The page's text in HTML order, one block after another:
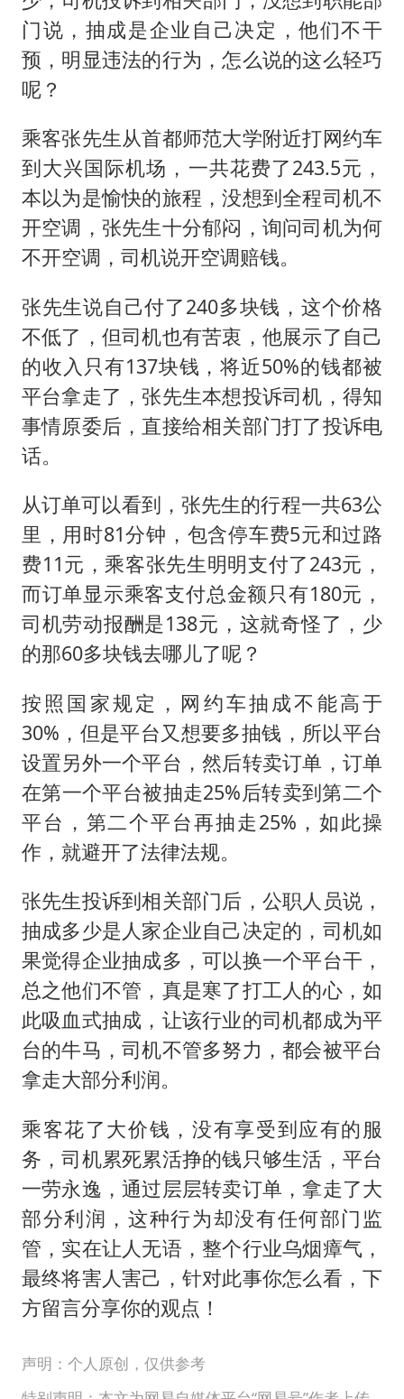
门说，抽成是企业自己决定，他们不干
预，明显违法的行为，怎么说的这么轻巧
呢？
乘客张先生从首都师范大学附近打网约车
到大兴国际机场，一共花费了243.5元，
本以为是愉快的旅程，没想到全程司机不
开空调，张先生十分郁闷，询问司机为何
不开空调，司机说开空调赔钱。
张先生说自己付了240多块钱，这个价格
不低了，但司机也有苦衷，他展示了自己
的收入只有137块钱，将近50%的钱都被
平台拿走了，张先生本想投诉司机，得知
事情原委后，直接给相关部门打了投诉电
话。
从订单可以看到，张先生的行程一共63公
里，用时81分钟，包含停车费5元和过路
费11元，乘客张先生明明支付了243元，
而订单显示乘客支付总金额只有180元，
司机劳动报酬是138元，这就奇怪了，少
的那60多块钱去哪儿了呢？
按照国家规定，网约车抽成不能高于
30%，但是平台又想要多抽钱，所以平台
设置另外一个平台，然后转卖订单，订单
在第一个平台被抽走25%后转卖到第二个
平台，第二个平台再抽走25%，如此操
作，就避开了法律法规。
张先生投诉到相关部门后，公职人员说，
抽成多少是人家企业自己决定的，司机如
果觉得企业抽成多，可以换一个平台干，
总之他们不管，真是寒了打工人的心，如
此吸血式抽成，让该行业的司机都成为平
台的牛马，司机不管多努力，都会被平台
拿走大部分利润。
乘客花了大价钱，没有享受到应有的服
务，司机累死累活挣的钱只够生活，平台
一劳永逸，通过层层转卖订单，拿走了大
部分利润，这种行为却没有任何部门监
管，实在让人无语，整个行业乌烟瘴气，
最终将害人害己，针对此事你怎么看，下
方留言分享你的观点！
声明：个人原创，仅供参考